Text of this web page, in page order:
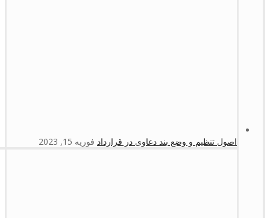
اصول تنظیم و وضع بند دعاوی در قرارداد فوریه 15, 2023